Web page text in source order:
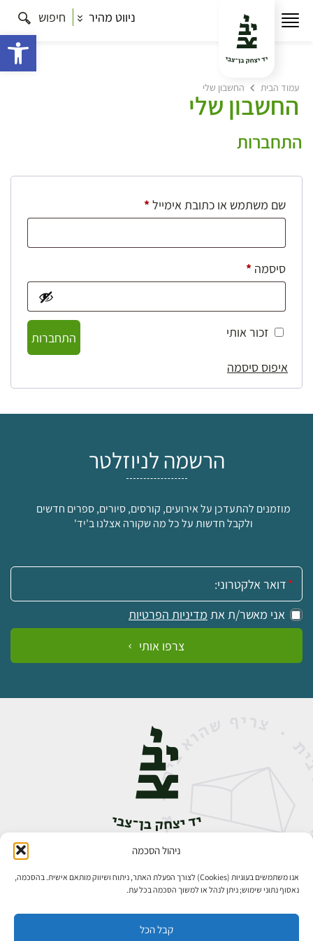
ניהול הסכמה
אנו משתמשים בעוגיות (Cookies) לצורך הפעלת האתר, ניתוח ושיווק מותאם אישית. בהסכמה,
נאסוף נתוני שימוש; ניתן לנהל או למשוך הסכמה בכל עת.
קבל הכל
ניווט מהיר חיפוש
עמוד הבית החשבון שלי
החשבון שלי
התחברות
שם משתמש או כתובת אימייל*חובה
סיסמה *חובה
זכור אותי
התחברות
איפוס סיסמה
הרשמה לניוזלטר
מוזמנים להתעדכן על אירועים, קורסים, סיורים, ספרים חדשים
ולקבל חדשות על כל מה שקורה אצלנו ב'יד'
אימייל:
אני מאשר/ת את מדיניות הפרטיות
צרפו אותי
אבן גבירול 14, רחביה, ירושלים